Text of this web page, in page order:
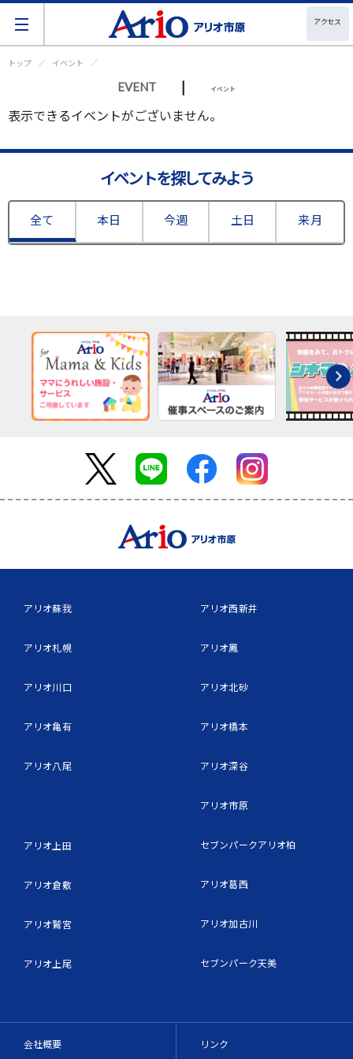
アクセス
トップ イベント
EVENT | イベント
表示できるイベントがございません。
イベントを探してみよう
全て 本日 今週 土日 来月
アリオ蘇我
アリオ札幌
アリオ川口
アリオ亀有
アリオ八尾
アリオ上田
アリオ倉敷
アリオ鷲宮
アリオ上尾
アリオ西新井
アリオ鳳
アリオ北砂
アリオ橋本
アリオ深谷
アリオ市原
セブンパークアリオ柏
アリオ葛西
アリオ加古川
セブンパーク天美
会社概要 リンク